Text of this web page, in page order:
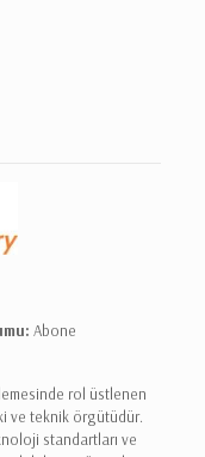
Abone
rol üstlenen
ve teknik örgütüdür.
standartları ve